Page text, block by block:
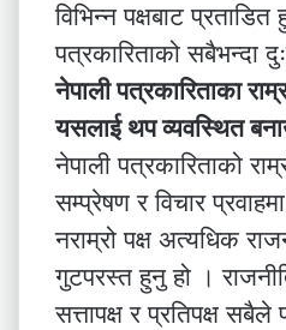
विभिन्न पक्षबाट
पत्रकारिताको सबैभन्दा
नेपाली पत्रकारिताका
यसलाई थप व्यवस्थित
नेपाली पत्रकारिताको
सम्प्रेषण र विचार
नराम्रो पक्ष अत्यधिक
गुटपरस्त हुनु हो ।
सत्तापक्ष र प्रतिपक्ष